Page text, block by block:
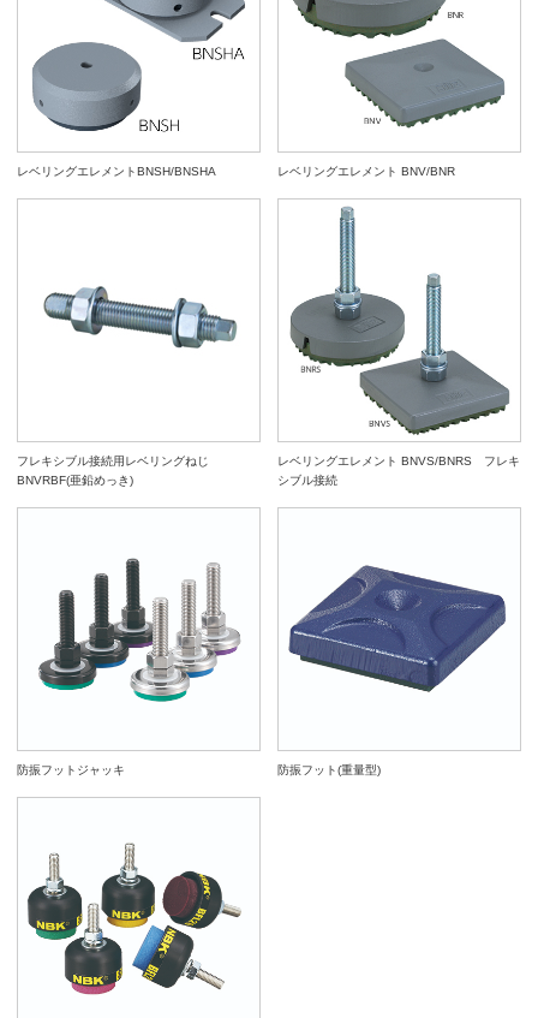
レベリングエレメントBNSH/BNSHA レベリングエレメント BNV/BNR
フレキシブル接続用レベリングねじ
BNVRBF(亜鉛めっき)
レベリングエレメント BNVS/BNRS フレキ
シブル接続
防振フットジャッキ 防振フット(重量型)